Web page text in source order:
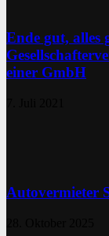
Ende gut, alles
einer GmbH
Autovermieter